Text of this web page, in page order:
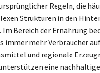
Regeln, die
Strukturen in den
Bereich der Ernährung
immer mehr Verbraucher
und regionale
eine nachhaltige